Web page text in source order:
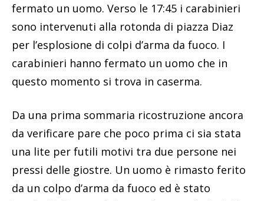
fermato un uomo. Verso le 17:45 i carabinieri
sono intervenuti alla rotonda di piazza Diaz
per l’esplosione di colpi d’arma da fuoco. I
carabinieri hanno fermato un uomo che in
questo momento si trova in caserma.
Da una prima sommaria ricostruzione ancora
da verificare pare che poco prima ci sia stata
una lite per futili motivi tra due persone nei
pressi delle giostre. Un uomo è rimasto ferito
da un colpo d’arma da fuoco ed è stato